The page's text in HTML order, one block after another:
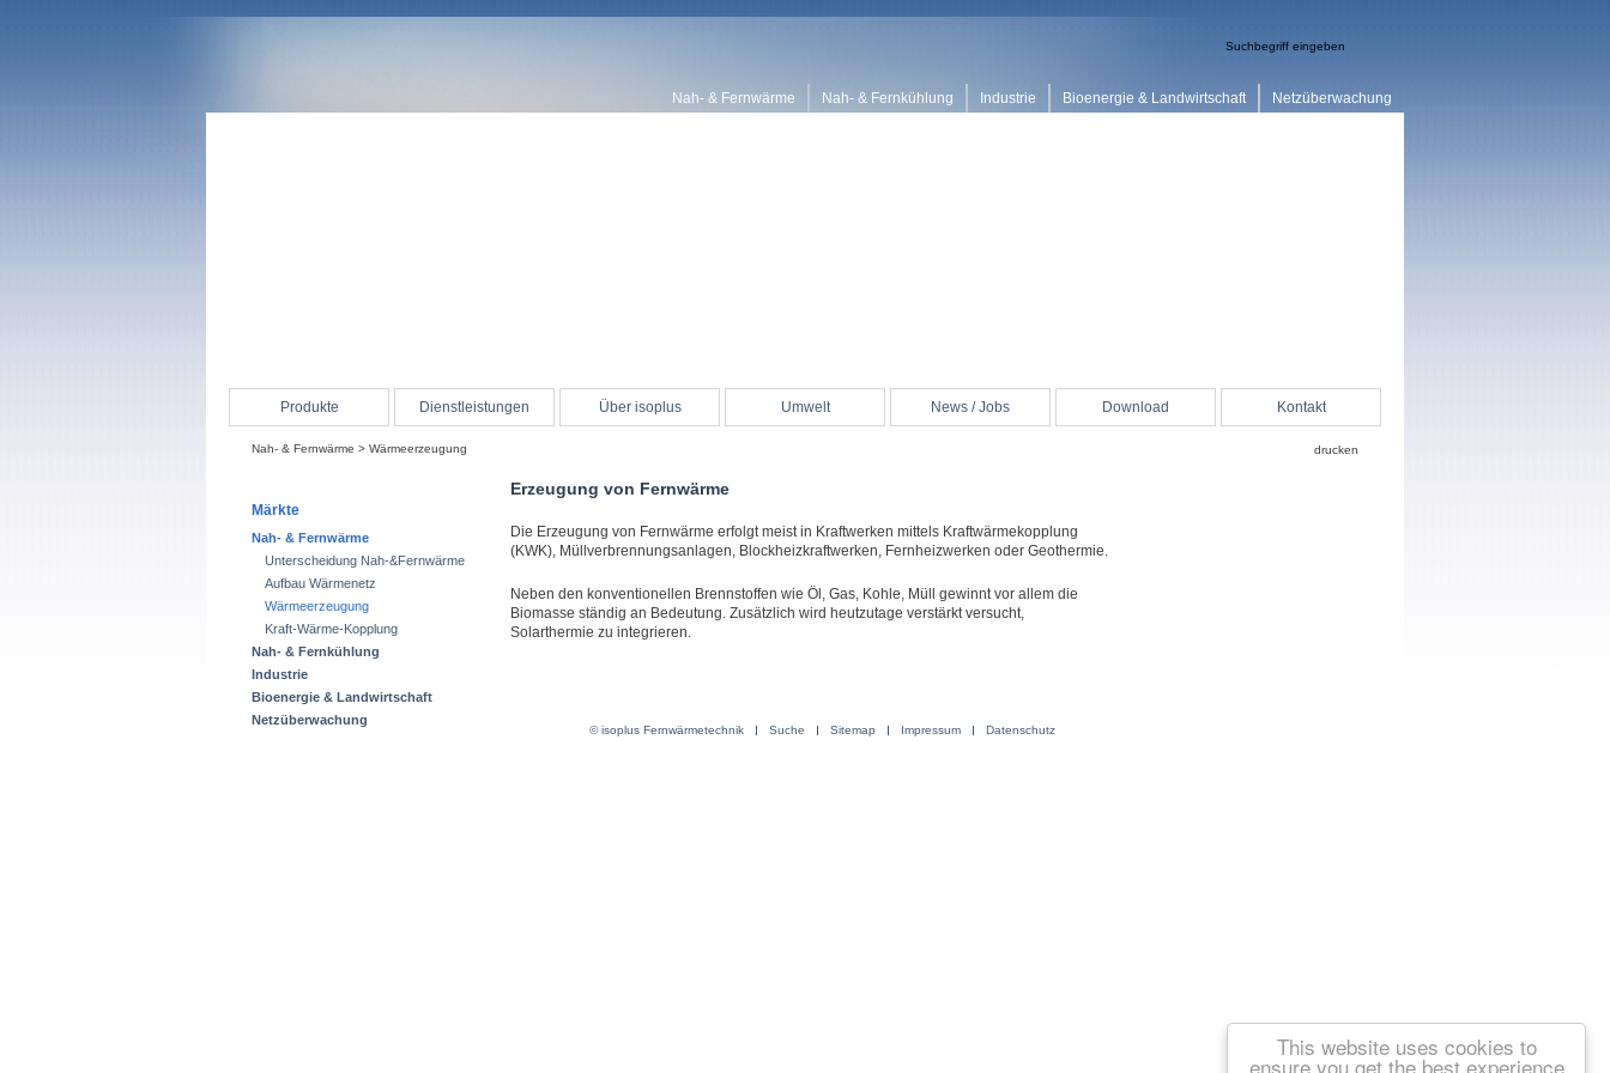
This website uses cookies to
ensure you get the best experience
Nah- & Fernwärme > Wärmeerzeugung
Erzeugung von Fernwärme
Die Erzeugung von Fernwärme erfolgt meist in Kraftwerken mittels Kraftwärmekopplung
(KWK), Müllverbrennungsanlagen, Blockheizkraftwerken, Fernheizwerken oder Geothermie.
Neben den konventionellen Brennstoffen wie Öl, Gas, Kohle, Müll gewinnt vor allem die
Biomasse ständig an Bedeutung. Zusätzlich wird heutzutage verstärkt versucht,
Solarthermie zu integrieren.
drucken
Produkte Dienstleistungen Über isoplus Umwelt News / Jobs Download Kontakt
Märkte
Nah- & Fernwärme
Unterscheidung Nah-&Fernwärme
Aufbau Wärmenetz
Wärmeerzeugung
Kraft-Wärme-Kopplung
Nah- & Fernkühlung
Industrie
Bioenergie & Landwirtschaft
Netzüberwachung
Nah- & Fernwärme Nah- & Fernkühlung Industrie Bioenergie & Landwirtschaft Netzüberwachung
© isoplus Fernwärmetechnik Suche Sitemap Impressum Datenschutz